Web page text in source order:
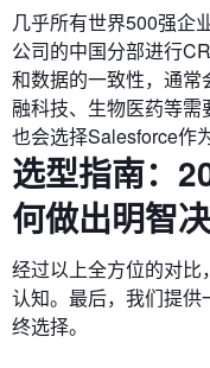
几乎所有世界500强企
公司的中国分部进行
和数据的一致性，通
融科技、生物医药等需
也会选择Salesforce作
选型指南：
何做出明智决
经过以上全方位的对
认知。最后，我们提
终选择。